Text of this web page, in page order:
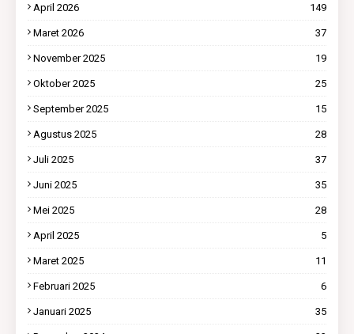
April 2026 149
Maret 2026 37
November 2025 19
Oktober 2025 25
September 2025 15
Agustus 2025 28
Juli 2025 37
Juni 2025 35
Mei 2025 28
April 2025 5
Maret 2025 11
Februari 2025 6
Januari 2025 35